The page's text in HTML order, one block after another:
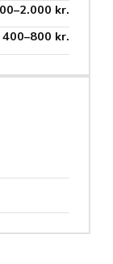
kr.
400–800 kr.